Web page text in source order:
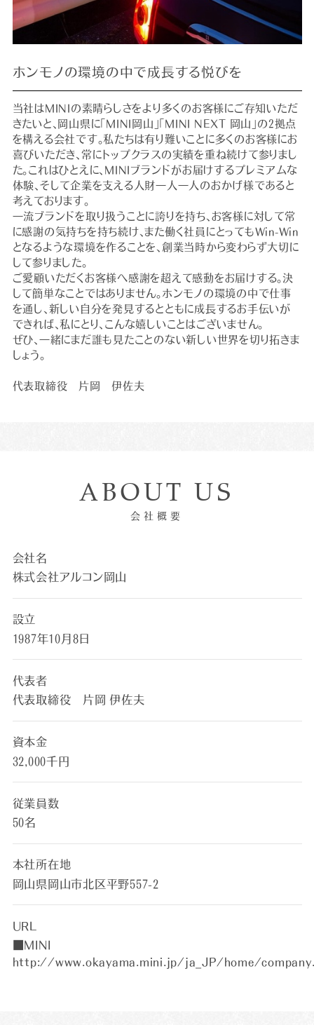
ホンモノの環境の中で成長する悦びを
当社はMINIの素晴らしさをより多くのお客様にご存知いただ
きたいと、岡山県に「MINI岡山」「MINI NEXT 岡山」の2拠点
を構える会社です。私たちは有り難いことに多くのお客様にお
喜びいただき、常にトップクラスの実績を重ね続けて参りまし
た。これはひとえに、MINIブランドがお届けするプレミアムな
体験、そして企業を支える人財一人一人のおかげ様であると
考えております。
一流ブランドを取り扱うことに誇りを持ち、お客様に対して常
に感謝の気持ちを持ち続け、また働く社員にとってもWin-Win
となるような環境を作ることを、創業当時から変わらず大切に
して参りました。
ご愛顧いただくお客様へ感謝を超えて感動をお届けする。決
して簡単なことではありません。ホンモノの環境の中で仕事
を通し、新しい自分を発見するとともに成長するお手伝いが
できれば、私にとり、こんな嬉しいことはございません。
ぜひ、一緒にまだ誰も見たことのない新しい世界を切り拓きま
しょう。
代表取締役 片岡 伊佐夫
ABOUT US
会社概要
会社名
株式会社アルコン岡山
設立
1987年10月8日
代表者
代表取締役 片岡 伊佐夫
資本金
32,000千円
従業員数
50名
本社所在地
岡山県岡山市北区平野557-2
URL
■MINI
http://www.okayama.mini.jp/ja_JP/home/